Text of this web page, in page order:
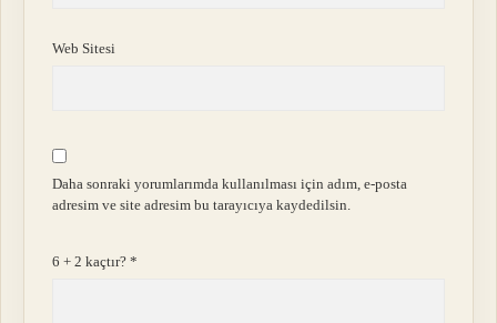
Web Sitesi
Daha sonraki yorumlarımda kullanılması için adım, e-posta
adresim ve site adresim bu tarayıcıya kaydedilsin.
6 + 2 kaçtır?*